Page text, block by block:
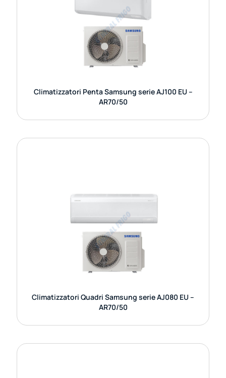
Climatizzatori Penta Samsung serie AJ100 EU –
AR70/50
Il sistema è estremamente silenzioso, con livelli di
rumorosità tra i più bassi della categoria. Le unità
interne operano a partire da
Climatizzatori Quadri Samsung serie AJ080 EU –
AR70/50
CLIMATIZZATORI QUADRI SAMSUNG
I climatizzatori Samsung della serie AJ080 EU con
unità interne AR70 e AR50 rappresentano una
soluzione avanzata per la climatizzazione
multisplit, pensata